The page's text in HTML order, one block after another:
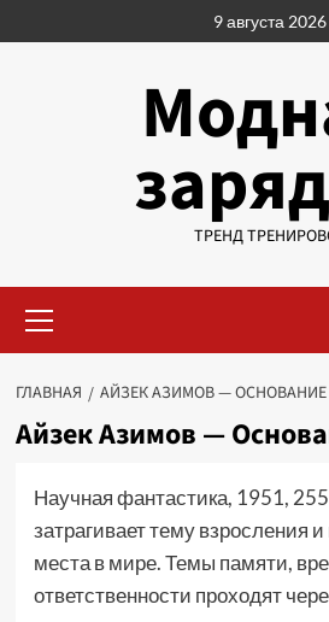
к
9 августа 2026
ТРЕНД
меню
ГЛАВНАЯ АЙЗЕК АЗИМОВ — ОСНОВАНИЕ
Айзек Азимов —
Научная фантастика, 1951,
затрагивает тему взросления и
места в мире. Темы памяти,
ответственности проходят